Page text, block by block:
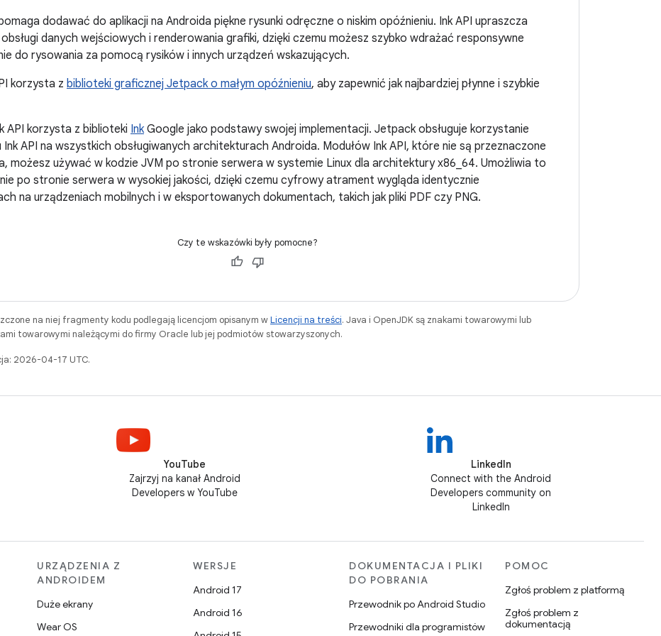
dodawać do aplikacji na Androida piękne rysunki odręczne o niskim opóźnieniu. Ink API upraszcza
danych wejściowych i renderowania grafiki, dzięki czemu możesz szybko wdrażać responsywne
do rysowania za pomocą rysików i innych urządzeń wskazujących.
korzysta z biblioteki graficznej Jetpack o małym opóźnieniu, aby zapewnić jak najbardziej płynne i szybkie
API korzysta z biblioteki InkGoogle jako podstawy swojej implementacji. Jetpack obsługuje korzystanie
API na wszystkich obsługiwanych architekturach Androida. Modułów Ink API, które nie są przeznaczone
możesz używać w kodzie JVM po stronie serwera w systemie Linux dla architektury x86_64. Umożliwia to
po stronie serwera w wysokiej jakości, dzięki czemu cyfrowy atrament wygląda identycznie
na urządzeniach mobilnych i w eksportowanych dokumentach, takich jak pliki PDF czy PNG.
Czy te wskazówki były pomocne?
na niej fragmenty kodu podlegają licencjom opisanym wLicencji na treści. Java i OpenJDK są znakami towarowymi lub
towarowymi należącymi do firmy Oracle lub jej podmiotów stowarzyszonych.
2026-04-17 UTC.
YouTube
Zajrzyj na kanał Android
Developers w YouTube
LinkedIn
Connect with the Android
Developers community on
LinkedIn
URZĄDZENIA Z
ANDROIDEM
Duże ekrany
Wear OS
WERSJE
Android 17
Android 16
DOKUMENTACJA I PLIKI
DO POBRANIA
Przewodnik po Android Studio
Przewodniki dla programistów
POMOC
Zgłoś problem z platformą
Zgłoś problem z
dokumentacją